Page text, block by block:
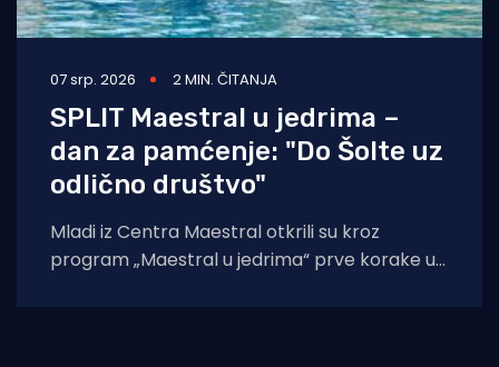
07 srp. 2026 2 MIN. ČITANJA
SPLIT Maestral u jedrima –
dan za pamćenje: "Do Šolte uz
odlično društvo"
Mladi iz Centra Maestral otkrili su kroz
program „Maestral u jedrima“ prve korake u